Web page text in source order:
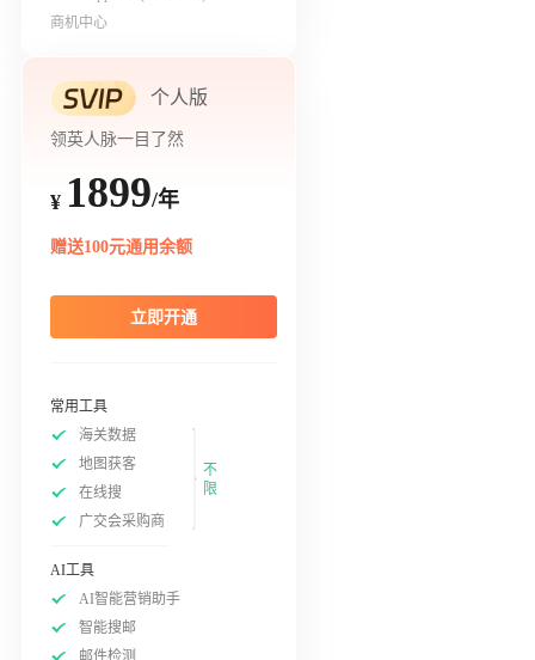
商机中心
个人版
领英人脉一目了然
¥ 1899/年
赠送100元通用余额
立即开通
常用工具
海关数据
地图获客
在线搜
广交会采购商
不
限
AI工具
AI智能营销助手
智能搜邮
邮件检测